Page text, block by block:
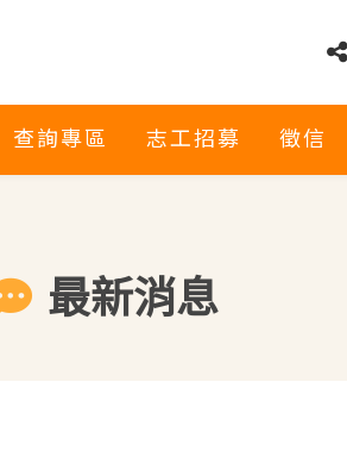
查詢專區 志工招募 徵信
最新消息